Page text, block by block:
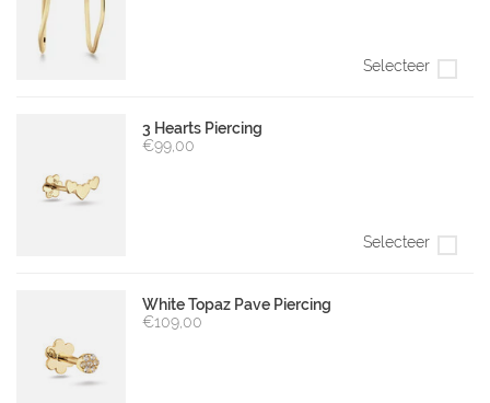
Selecteer
3 Hearts Piercing
€99,00
Selecteer
White Topaz Pave Piercing
€109,00